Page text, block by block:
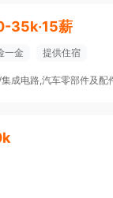
35k·15薪
一金 提供住宿
成电路,汽车零部件及配